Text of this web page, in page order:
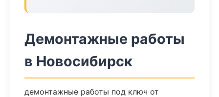
Демонтажные работы
в Новосибирск
демонтажные работы под ключ от